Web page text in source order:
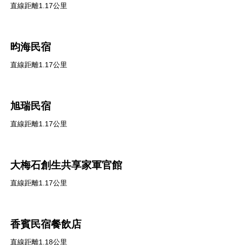
直線距離1.17公里
昀海民宿
直線距離1.17公里
旭瑞民宿
直線距離1.17公里
大梅石創生共享家軍官館
直線距離1.17公里
香賓民宿餐飲店
直線距離1.18公里